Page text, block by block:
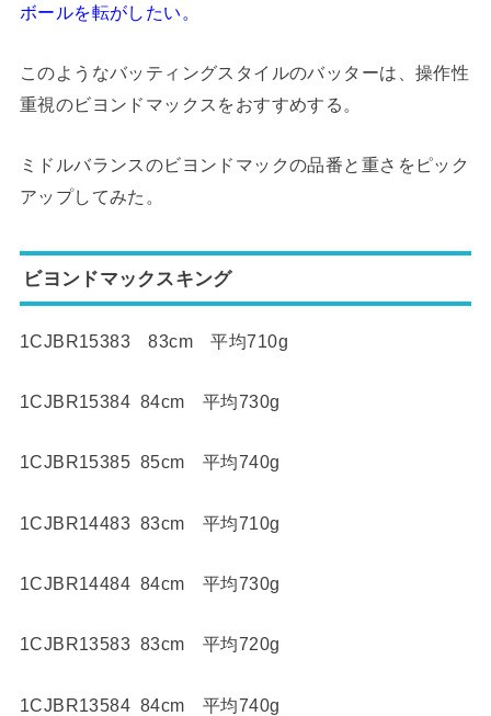
ボールを転がしたい。
このようなバッティングスタイルのバッターは、操作性
重視のビヨンドマックスをおすすめする。
ミドルバランスのビヨンドマックの品番と重さをピック
アップしてみた。
ビヨンドマックスキング
1CJBR15383 83cm 平均710g
1CJBR15384 84cm 平均730g
1CJBR15385 85cm 平均740g
1CJBR14483 83cm 平均710g
1CJBR14484 84cm 平均730g
1CJBR13583 83cm 平均720g
1CJBR13584 84cm 平均740g